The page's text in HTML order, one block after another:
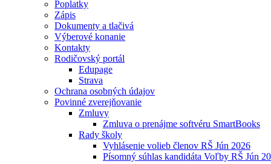
Poplatky
Zápis
Dokumenty a tlačivá
Výberové konanie
Kontakty
Rodičovský portál
Edupage
Strava
Ochrana osobných údajov
Povinné zverejňovanie
Zmluvy
Zmluva o prenájme softvéru SmartBooks
Rady školy
Vyhlásenie volieb členov RŠ Jún 2026
Písomný súhlas kandidáta Voľby RŠ Jún